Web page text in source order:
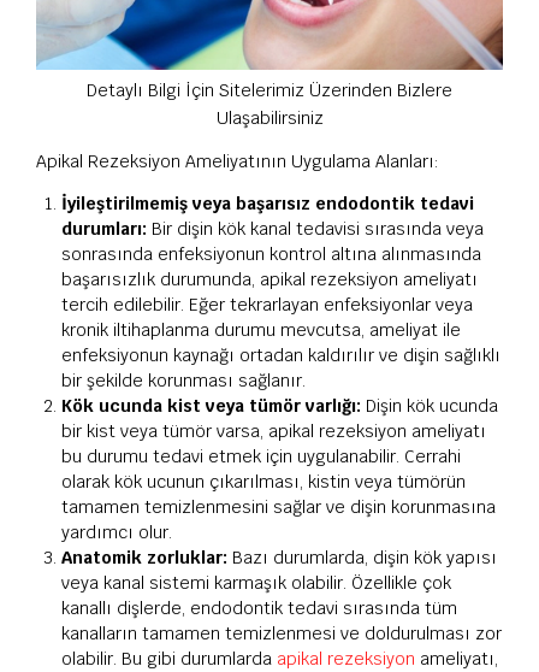
Detaylı Bilgi İçin Sitelerimiz Üzerinden Bizlere
Ulaşabilirsiniz
Apikal Rezeksiyon Ameliyatının Uygulama Alanları:
İyileştirilmemiş veya başarısız endodontik tedavi
durumları: Bir dişin kök kanal tedavisi sırasında veya
sonrasında enfeksiyonun kontrol altına alınmasında
başarısızlık durumunda, apikal rezeksiyon ameliyatı
tercih edilebilir. Eğer tekrarlayan enfeksiyonlar veya
kronik iltihaplanma durumu mevcutsa, ameliyat ile
enfeksiyonun kaynağı ortadan kaldırılır ve dişin sağlıklı
bir şekilde korunması sağlanır.
Kök ucunda kist veya tümör varlığı: Dişin kök ucunda
bir kist veya tümör varsa, apikal rezeksiyon ameliyatı
bu durumu tedavi etmek için uygulanabilir. Cerrahi
olarak kök ucunun çıkarılması, kistin veya tümörün
tamamen temizlenmesini sağlar ve dişin korunmasına
yardımcı olur.
Anatomik zorluklar: Bazı durumlarda, dişin kök yapısı
veya kanal sistemi karmaşık olabilir. Özellikle çok
kanallı dişlerde, endodontik tedavi sırasında tüm
kanalların tamamen temizlenmesi ve doldurulması zor
olabilir. Bu gibi durumlarda apikal rezeksiyon ameliyatı,